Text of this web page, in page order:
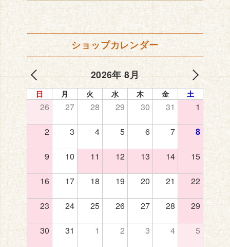
ショップカレンダー
2026年 8月
日 月 火 水 木 金 土
26 27 28 29 30 31 1
2 3 4 5 6 7 8
9 10 11 12 13 14 15
16 17 18 19 20 21 22
23 24 25 26 27 28 29
30 31 1 2 3 4 5